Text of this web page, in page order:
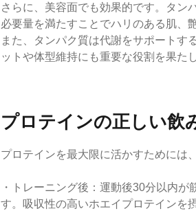
さらに、美容面でも効果的です。タン
必要量を満たすことでハリのある肌、
また、タンパク質は代謝をサポートす
ットや体型維持にも重要な役割を果た
プロテインの正しい飲
プロテインを最大限に活かすためには
・トレーニング後：運動後30分以内
す。吸収性の高いホエイプロテインを